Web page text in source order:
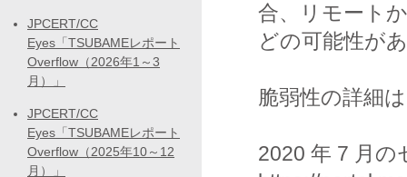
合、リモート
どの可能性が
脆弱性の詳細
2020 年 7 月
JPCERT/CC
Eyes「TSUBAMEレポート
Overflow（2026年1～3
月）」
JPCERT/CC
Eyes「TSUBAMEレポート
Overflow（2025年10～12
月）」